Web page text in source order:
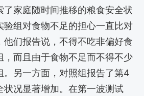
了家庭随时间推移的粮食安全状
验组对食物不足的担心一直比对
他们报告说，不得不吃非偏好食
，而且由于食物不足而不得不少
。另一方面，对照组报告了第4
状况显著增加。在第一波测试